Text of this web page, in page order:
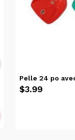
Pelle 24 po
$3.99